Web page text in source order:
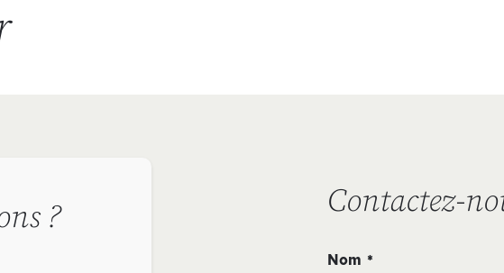
?
Contactez-
Nom